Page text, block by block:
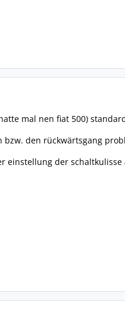
mal nen fiat 500)
den rückwärtsgang
der schaltkulisse